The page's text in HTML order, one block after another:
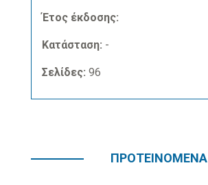
Έτος έκδοσης:
Κατάσταση: -
Σελίδες: 96
ΠΡΟΤΕΙΝΟΜΕΝΑ